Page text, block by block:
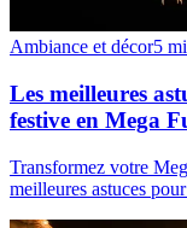
Ambiance et décor5
Les meilleures
festive en Mega
Transformez votre
meilleures astuces